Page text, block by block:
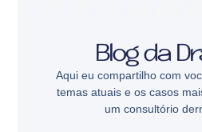
Blog da
Aqui eu compartilho com
temas atuais e os casos
um consultório